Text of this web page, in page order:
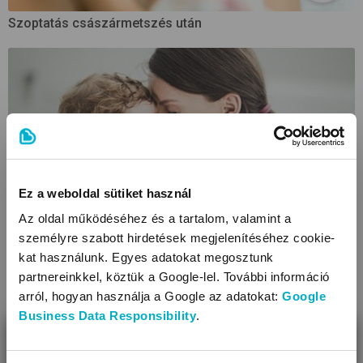
Ez a weboldal sütiket használ
Az oldal működéséhez és a tartalom, valamint a
személyre szabott hirdetések megjelenítéséhez cookie-
kat használunk. Egyes adatokat megosztunk
partnereinkkel, köztük a Google-lel. További információ
arról, hogyan használja a Google az adatokat: Google
Business Data Responsibility.
Szoptatás császármetszés után
A baba elválasztása és az elválasztódás